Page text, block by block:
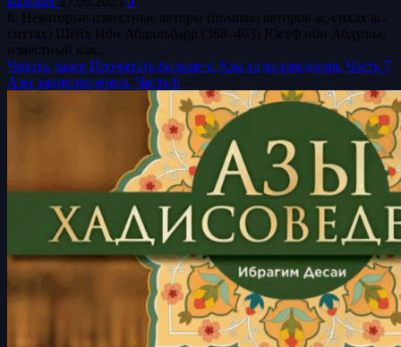
8. Некоторые известные авторы (помимо авторов ас-сихах ас-
ситтах) Шейх Ибн Абдильбарр (368–463) Юсуф ибн Абдулла,
известный как...
Читать далее Прочитать больше о Азы хадисоведения. Часть 7
Азы хадисоведения. Часть 6